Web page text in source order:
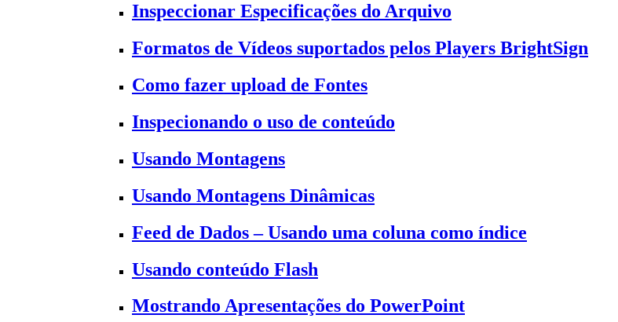
Inspeccionar Especificações do Arquivo
Formatos de Vídeos suportados pelos Players BrightSign
Como fazer upload de Fontes
Inspecionando o uso de conteúdo
Usando Montagens
Usando Montagens Dinâmicas
Feed de Dados – Usando uma coluna como índice
Usando conteúdo Flash
Mostrando Apresentações do PowerPoint